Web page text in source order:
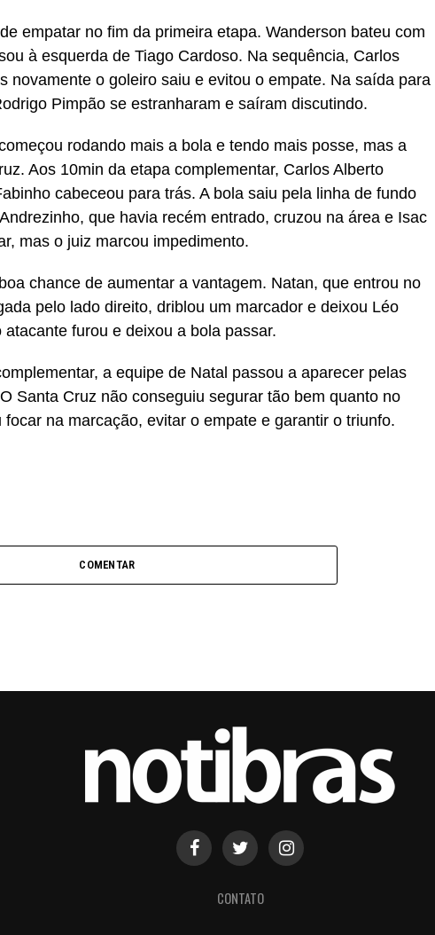
empatar no fim da primeira etapa. Wanderson bateu com
à esquerda de Tiago Cardoso. Na sequência, Carlos
novamente o goleiro saiu e evitou o empate. Na saída para
Pimpão se estranharam e saíram discutindo.
rodando mais a bola e tendo mais posse, mas a
Aos 10min da etapa complementar, Carlos Alberto
cabeceou para trás. A bola saiu pela linha de fundo
que havia recém entrado, cruzou na área e Isac
mas o juiz marcou impedimento.
chance de aumentar a vantagem. Natan, que entrou no
pelo lado direito, driblou um marcador e deixou Léo
furou e deixou a bola passar.
a equipe de Natal passou a aparecer pelas
Santa Cruz não conseguiu segurar tão bem quanto no
na marcação, evitar o empate e garantir o triunfo.
COMENTAR
CONTATO